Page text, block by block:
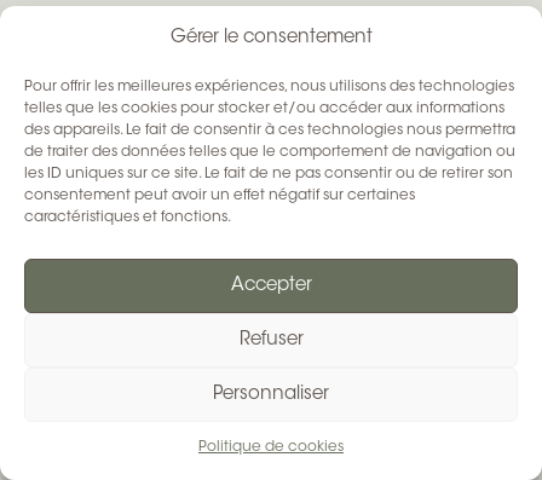
Gérer le consentement
Pour offrir les meilleures expériences, nous utilisons des technologies
telles que les cookies pour stocker et/ou accéder aux informations
des appareils. Le fait de consentir à ces technologies nous permettra
de traiter des données telles que le comportement de navigation ou
les ID uniques sur ce site. Le fait de ne pas consentir ou de retirer son
consentement peut avoir un effet négatif sur certaines
caractéristiques et fonctions.
Accepter
Refuser
Personnaliser
Politique de cookies
HORAIRES D'OUVERTURES
Lundi :Tournées écuries & rendez-vous
Mardi :14h - 18h
Mercredi :Tournées écuries & rendez-vous
Jeudi : 14h - 18h
Vendredi : 14h - 18h
Événements extérieurs